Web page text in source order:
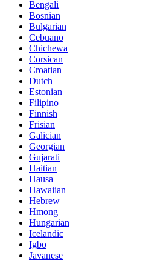
Bengali
Bosnian
Bulgarian
Cebuano
Chichewa
Corsican
Croatian
Dutch
Estonian
Filipino
Finnish
Frisian
Galician
Georgian
Gujarati
Haitian
Hausa
Hawaiian
Hebrew
Hmong
Hungarian
Icelandic
Igbo
Javanese